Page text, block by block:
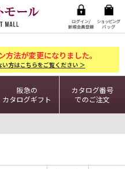
方法が変更になりました。
方はこちらをご覧ください ＞
阪急の
カタログギフト
カタログ番号
でのご注文